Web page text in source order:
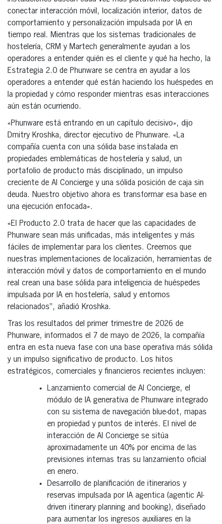
conectar interacción móvil, localización interior, datos de
comportamiento y personalización impulsada por IA en
tiempo real. Mientras que los sistemas tradicionales de
hostelería, CRM y Martech generalmente ayudan a los
operadores a entender quién es el cliente y qué ha hecho, la
Estrategia 2.0 de Phunware se centra en ayudar a los
operadores a entender qué están haciendo los huéspedes en
la propiedad y cómo responder mientras esas interacciones
aún están ocurriendo.
«Phunware está entrando en un capítulo decisivo», dijo
Dmitry Kroshka, director ejecutivo de Phunware. «La
compañía cuenta con una sólida base instalada en
propiedades emblemáticas de hostelería y salud, un
portafolio de producto más disciplinado, un impulso
creciente de AI Concierge y una sólida posición de caja sin
deuda. Nuestro objetivo ahora es transformar esa base en
una ejecución enfocada».
«El Producto 2.0 trata de hacer que las capacidades de
Phunware sean más unificadas, más inteligentes y más
fáciles de implementar para los clientes. Creemos que
nuestras implementaciones de localización, herramientas de
interacción móvil y datos de comportamiento en el mundo
real crean una base sólida para inteligencia de huéspedes
impulsada por IA en hostelería, salud y entornos
relacionados”, añadió Kroshka.
Tras los resultados del primer trimestre de 2026 de
Phunware, informados el 7 de mayo de 2026, la compañía
entra en esta nueva fase con una base operativa más sólida
y un impulso significativo de producto. Los hitos
estratégicos, comerciales y financieros recientes incluyen:
Lanzamiento comercial de AI Concierge, el
módulo de IA generativa de Phunware integrado
con su sistema de navegación blue-dot, mapas
en propiedad y puntos de interés. El nivel de
interacción de AI Concierge se sitúa
aproximadamente un 40% por encima de las
previsiones internas tras su lanzamiento oficial
en enero.
Desarrollo de planificación de itinerarios y
reservas impulsada por IA agentica (agentic AI-
driven itinerary planning and booking), diseñado
para aumentar los ingresos auxiliares en la